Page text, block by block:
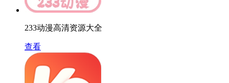
233动漫高清资源大全
查看